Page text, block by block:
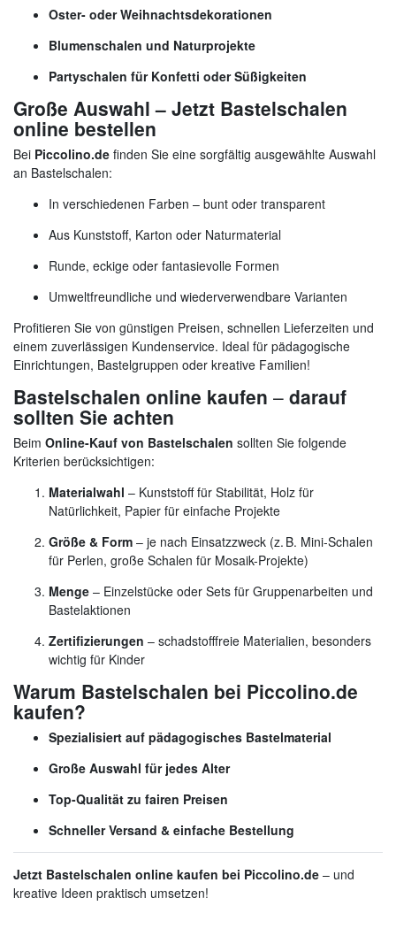
Oster- oder Weihnachtsdekorationen
Blumenschalen und Naturprojekte
Partyschalen für Konfetti oder Süßigkeiten
Große Auswahl – Jetzt Bastelschalen
online bestellen
Bei Piccolino.de finden Sie eine sorgfältig ausgewählte Auswahl
an Bastelschalen:
In verschiedenen Farben – bunt oder transparent
Aus Kunststoff, Karton oder Naturmaterial
Runde, eckige oder fantasievolle Formen
Umweltfreundliche und wiederverwendbare Varianten
Profitieren Sie von günstigen Preisen, schnellen Lieferzeiten und
einem zuverlässigen Kundenservice. Ideal für pädagogische
Einrichtungen, Bastelgruppen oder kreative Familien!
Bastelschalen online kaufen – darauf
sollten Sie achten
Beim Online-Kauf von Bastelschalen sollten Sie folgende
Kriterien berücksichtigen:
Materialwahl – Kunststoff für Stabilität, Holz für
Natürlichkeit, Papier für einfache Projekte
Größe & Form – je nach Einsatzzweck (z. B. Mini-Schalen
für Perlen, große Schalen für Mosaik-Projekte)
Menge – Einzelstücke oder Sets für Gruppenarbeiten und
Bastelaktionen
Zertifizierungen – schadstofffreie Materialien, besonders
wichtig für Kinder
Warum Bastelschalen bei Piccolino.de
kaufen?
Spezialisiert auf pädagogisches Bastelmaterial
Große Auswahl für jedes Alter
Top-Qualität zu fairen Preisen
Schneller Versand & einfache Bestellung
Jetzt Bastelschalen online kaufen bei Piccolino.de – und
kreative Ideen praktisch umsetzen!